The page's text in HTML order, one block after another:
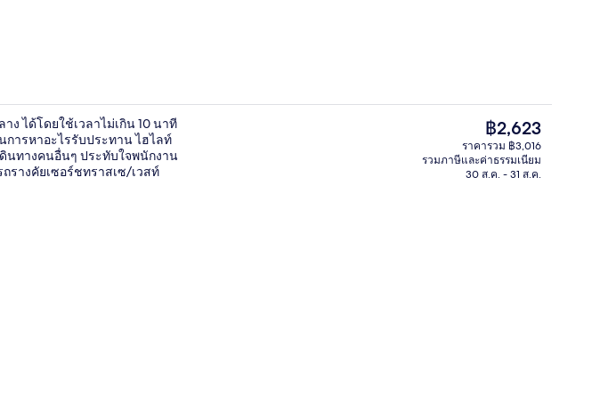
มินิบาร์, ตู้นิรภัยในห้องพัก, โต๊ะทำงาน, ผ้าม่านกันแสง ลานระเบียง/นอกชาน
ง ได้โดยใช้เวลาไม่เกิน 10 นาที
ารหาอะไรรับประทาน ไฮไลท์
นทางคนอื่นๆ ประทับใจพนักงาน
รางคัยเซอร์ชทราสเซ/เวสท์
ราคา
ปัจจุบัน
฿2,623
฿2,623
ราคารวม ฿3,016
รวมภาษีและค่าธรรมเนียม
30 ส.ค. - 31 ส.ค.